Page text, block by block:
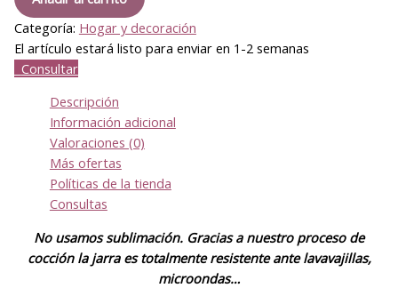
Categoría: Hogar y decoración
El artículo estará listo para enviar en 1-2 semanas
Consultar
Descripción
Información adicional
Valoraciones (0)
Más ofertas
Políticas de la tienda
Consultas
No usamos sublimación. Gracias a nuestro proceso de
cocción la jarra es totalmente resistente ante lavavajillas,
microondas…